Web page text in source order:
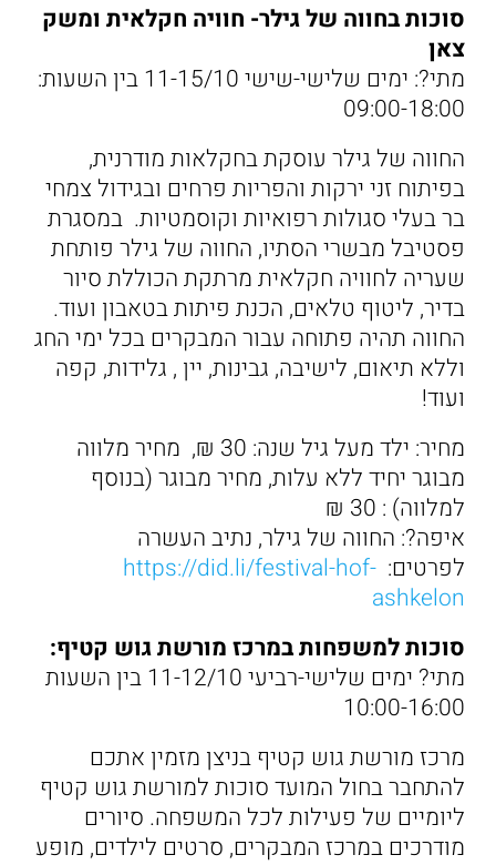
סוכות בחווה של גילר- חוויה חקלאית ומשק
צאן
מתי?: ימים שלישי-שישי 11-15/10 בין השעות:
09:00-18:00
החווה של גילר עוסקת בחקלאות מודרנית,
בפיתוח זני ירקות והפריות פרחים ובגידול צמחי
בר בעלי סגולות רפואיות וקוסמטיות. במסגרת
פסטיבל מבשרי הסתיו, החווה של גילר פותחת
שעריה לחוויה חקלאית מרתקת הכוללת סיור
בדיר, ליטוף טלאים, הכנת פיתות בטאבון ועוד.
החווה תהיה פתוחה עבור המבקרים בכל ימי החג
וללא תיאום, לישיבה, גבינות, יין , גלידות, קפה
ועוד!
מחיר: ילד מעל גיל שנה: 30 ₪, מחיר מלווה
מבוגר יחיד ללא עלות, מחיר מבוגר (בנוסף
למלווה) : 30 ₪
איפה?: החווה של גילר, נתיב העשרה
לפרטים: https://did.li/festival-hof-
ashkelon
סוכות למשפחות במרכז מורשת גוש קטיף:
מתי? ימים שלישי-רביעי 11-12/10 בין השעות
10:00-16:00
מרכז מורשת גוש קטיף בניצן מזמין אתכם
להתחבר בחול המועד סוכות למורשת גוש קטיף
ליומיים של פעילות לכל המשפחה. סיורים
מודרכים במרכז המבקרים, סרטים לילדים, מופע